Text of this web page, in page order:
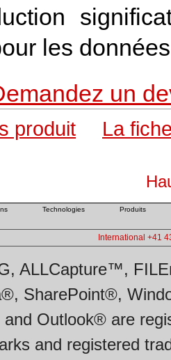
les
un
produit La
Technologies Produits
International +41
ALLCapture™,
SharePoint®,
and Outlook® are
and registered